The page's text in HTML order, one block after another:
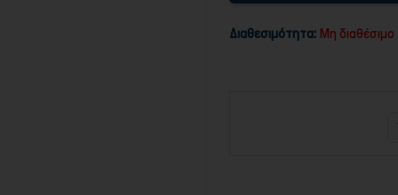
Διαθεσιμότητα: Μη διαθέσιμο